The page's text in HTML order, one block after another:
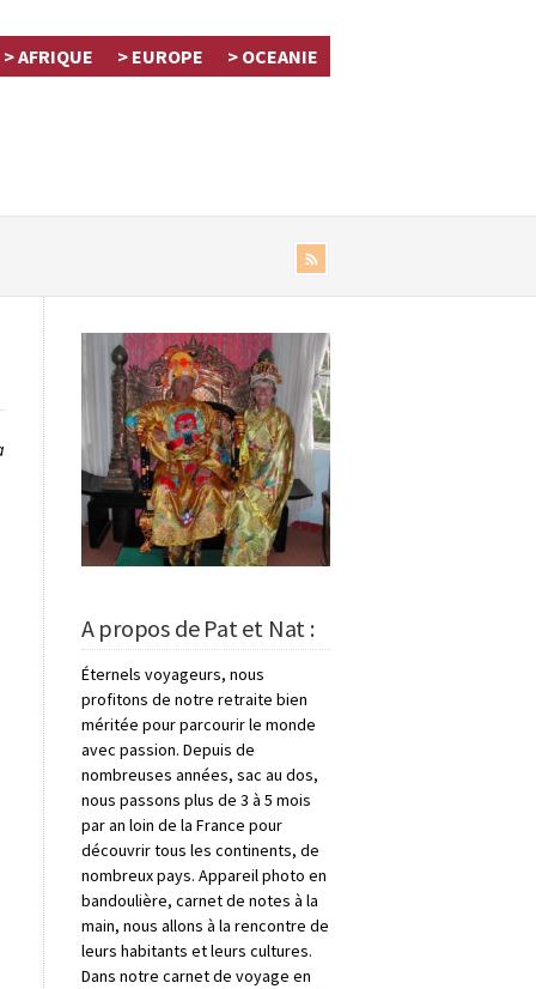
> AFRIQUE > EUROPE > OCEANIE
A propos de Pat et Nat :
Éternels voyageurs, nous
profitons de notre retraite bien
méritée pour parcourir le monde
avec passion. Depuis de
nombreuses années, sac au dos,
nous passons plus de 3 à 5 mois
par an loin de la France pour
découvrir tous les continents, de
nombreux pays. Appareil photo en
bandoulière, carnet de notes à la
main, nous allons à la rencontre de
leurs habitants et leurs cultures.
Dans notre carnet de voyage en